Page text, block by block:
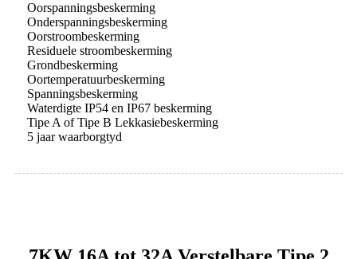
Oorspanningsbeskerming
Onderspanningsbeskerming
Oorstroombeskerming
Residuele stroombeskerming
Grondbeskerming
Oortemperatuurbeskerming
Spanningsbeskerming
Waterdigte IP54 en IP67 beskerming
Tipe A of Tipe B Lekkasiebeskerming
5 jaar waarborgtyd